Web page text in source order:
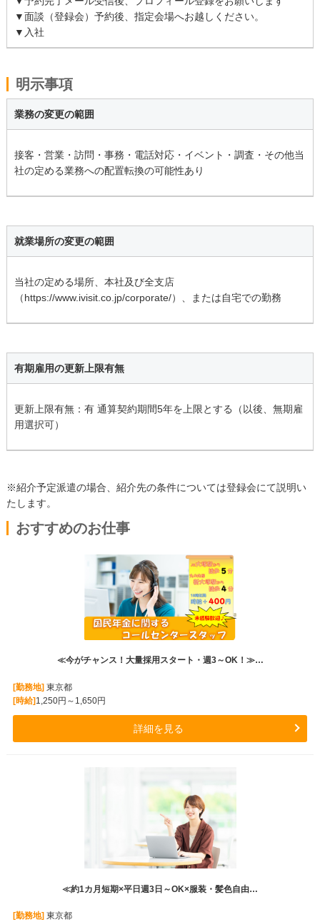
▼面談（登録会）予約後、指定会場へお越しください。
▼入社
明示事項
業務の変更の範囲
接客・営業・訪問・事務・電話対応・イベント・調査・その他当
社の定める業務への配置転換の可能性あり
就業場所の変更の範囲
当社の定める場所、本社及び全支店
（https://www.ivisit.co.jp/corporate/）、または自宅での勤務
有期雇用の更新上限有無
更新上限有無：有 通算契約期間5年を上限とする（以後、無期雇
用選択可）
※紹介予定派遣の場合、紹介先の条件については登録会にて説明い
たします。
おすすめのお仕事
≪今がチャンス！大量採用スタート・週3～OK！≫…
[勤務地]東京都
[時給]1,250円～1,650円
詳細を見る
≪約1カ月短期×平日週3日～OK×服装・髪色自由…
[勤務地] 東京都